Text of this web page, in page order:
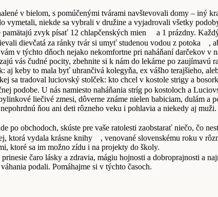
v bielom, s pomúčenými tvárami navštevovali domy – iný
vymetali, niekde sa vybrali v družine a vyjadrovali všetky
zvyk písať 12 chlapčenských mien
a 1 prázdny.
dievčatá za ránky tvár si umyť studenou vodou z potoka
,
v týchto dňoch nejako nekomfortne pri naháňaní darčekov v
vás čudné pocity, zbehnite si k nám do lekárne po
keby to mala byť uhrančivá kolegyňa, ex vášho terajšieho,
sa tradoval luciovský stolček: kto chcel v kostole strigy a
podobe. U nás namiesto naháňania stríg po kostoloch a
liečivé zmesi, dôverne známe nielen babiciam, dulám a
ňou ani deti rôzneho veku i pohlavia a niekedy aj
po obchodoch, skúste pre vaše ratolesti zaobstarať niečo, čo
ktorá vydala krásne knihy
, venované slovenskému roku v
ktoré sa im možno zídu i na projekty do školy.
prinesie čaro lásky a zdravia, mágiu hojnosti a dobroprajnosti a
podali. Pomáhajme si v týchto časoch.